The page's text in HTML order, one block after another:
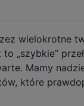
wielokrotne
„szybkie”
Mamy
które